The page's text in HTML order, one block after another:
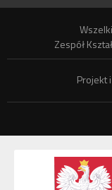
Zespół
Projekt